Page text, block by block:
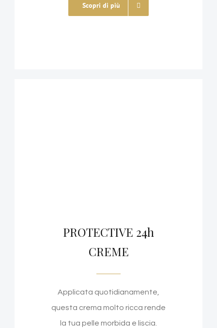
Scopri di più
PROTECTIVE 24h
CREME
Applicata quotidianamente,
questa crema molto ricca rende
la tua pelle morbida e liscia.